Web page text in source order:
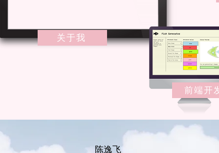
关于我
前端开
陈逸飞